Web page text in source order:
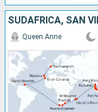
Queen Anne